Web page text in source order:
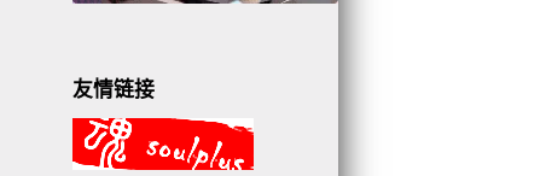
友情链接